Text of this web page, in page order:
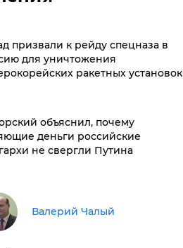
призвали к рейду спецназа в
для уничтожения
ракетных установок
объяснил, почему
деньги российские
не свергли Путина
Валерий Чалый